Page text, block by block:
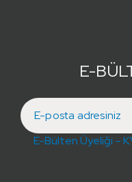
E-
E-Bülten Üyeliği –